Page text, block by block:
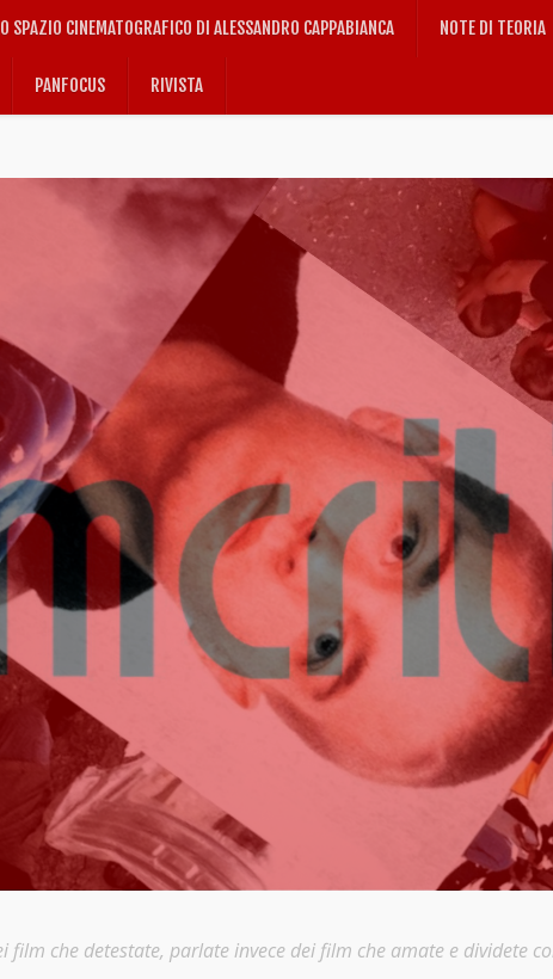
SPAZIO CINEMATOGRAFICO DI ALESSANDRO CAPPABIANCA NOTE DI TEORIA
PANFOCUS RIVISTA
film che detestate, parlate invece dei film che amate e dividete